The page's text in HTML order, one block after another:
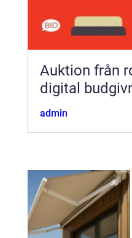
Auktion från ropklubba till
digital
admin